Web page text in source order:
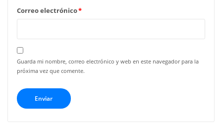
Correo electrónico*
Guarda mi nombre, correo electrónico y web en este navegador para la
próxima vez que comente.